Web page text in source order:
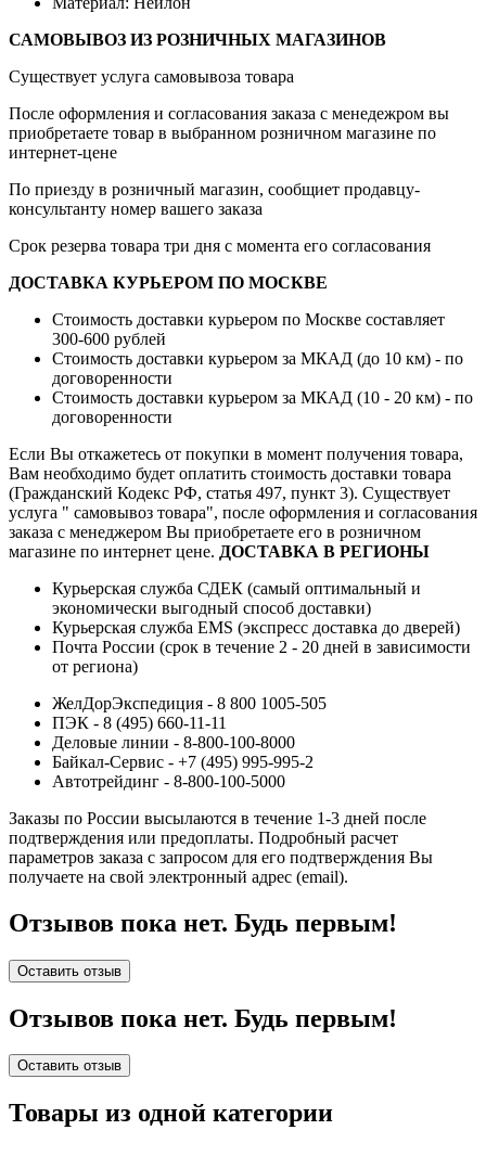
САМОВЫВОЗ ИЗ РОЗНИЧНЫХ МАГАЗИНОВ
Существует услуга самовывоза товара
После оформления и согласования заказа с менедежром вы
приобретаете товар в выбранном розничном магазине по
интернет-цене
По приезду в розничный магазин, сообщиет продавцу-
консультанту номер вашего заказа
Срок резерва товара три дня с момента его согласования
ДОСТАВКА КУРЬЕРОМ ПО МОСКВЕ
Стоимость доставки курьером по Москве составляет
300-600 рублей
Стоимость доставки курьером за МКАД (до 10 км) - по
договоренности
Стоимость доставки курьером за МКАД (10 - 20 км) - по
договоренности
Если Вы откажетесь от покупки в момент получения товара,
Вам необходимо будет оплатить стоимость доставки товара
(Гражданский Кодекс РФ, статья 497, пункт 3). Существует
услуга " самовывоз товара", после оформления и согласования
заказа с менеджером Вы приобретаете его в розничном
магазине по интернет цене. ДОСТАВКА В РЕГИОНЫ
Курьерская служба СДЕК (самый оптимальный и
экономически выгодный способ доставки)
Курьерская служба EMS (экспресс доставка до дверей)
Почта России (срок в течение 2 - 20 дней в зависимости
от региона)
ЖелДорЭкспедиция - 8 800 1005-505
ПЭК - 8 (495) 660-11-11
Деловые линии - 8-800-100-8000
Байкал-Сервис - +7 (495) 995-995-2
Автотрейдинг - 8-800-100-5000
Заказы по России высылаются в течение 1-3 дней после
подтверждения или предоплаты. Подробный расчет
параметров заказа с запросом для его подтверждения Вы
получаете на свой электронный адрес (email).
Отзывов пока нет. Будь первым!
Оставить отзыв
Отзывов пока нет. Будь первым!
Оставить отзыв
Товары из одной категории